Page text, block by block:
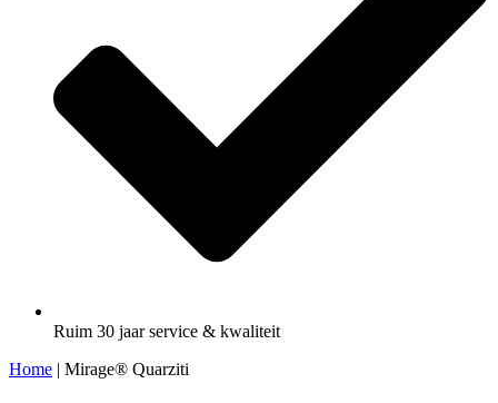
Ruim 30 jaar service & kwaliteit
Home | Mirage® Quarziti